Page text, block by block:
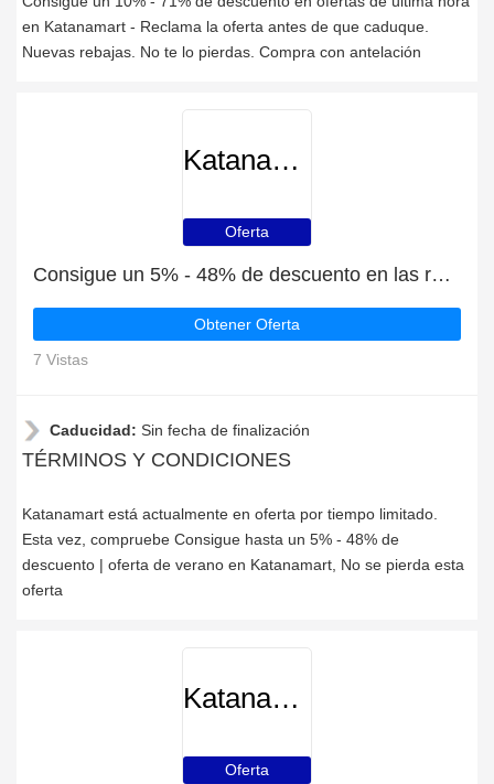
en Katanamart - Reclama la oferta antes de que caduque.
Nuevas rebajas. No te lo pierdas. Compra con antelación
Katanamart
Oferta
Consigue un 5% - 48% de descuento en las rebajas de verano en Katanamart
Obtener Oferta
7 Vistas
Caducidad: Sin fecha de finalización
TÉRMINOS Y CONDICIONES
Katanamart está actualmente en oferta por tiempo limitado.
Esta vez, compruebe Consigue hasta un 5% - 48% de
descuento | oferta de verano en Katanamart, No se pierda esta
oferta
Katanamart
Oferta